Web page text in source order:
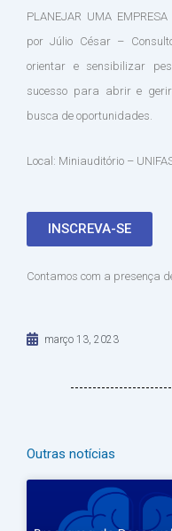
PLANEJAR UMA
por Júlio César –
orientar e sensibilizar
sucesso para abrir e
busca de oportunidades.
Local: Miniauditório –
INSCREVA-SE
Contamos com a presença
março 13, 2023
Outras notícias